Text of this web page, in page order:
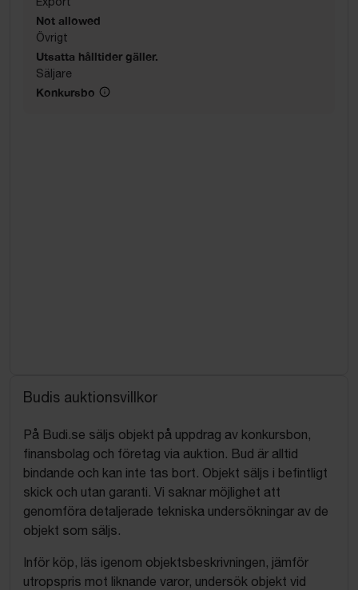
Not allowed
Övrigt
Utsatta hålltider gäller.
Säljare
Konkursbo
Budis auktionsvillkor
På Budi.se säljs objekt på uppdrag av konkursbon,
finansbolag och företag via auktion. Bud är alltid
bindande och kan inte tas bort. Objekt säljs i befintligt
skick och utan garanti. Vi saknar möjlighet att
genomföra detaljerade tekniska undersökningar av de
objekt som säljs.
Inför köp, läs igenom objektsbeskrivningen, jämför
utropspris mot liknande varor, undersök objekt vid